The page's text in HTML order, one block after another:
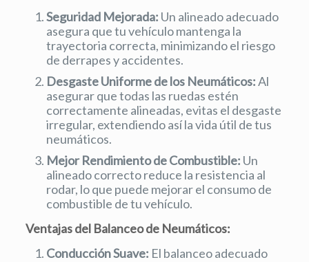
Seguridad Mejorada: Un alineado adecuado
asegura que tu vehículo mantenga la
trayectoria correcta, minimizando el riesgo
de derrapes y accidentes.
Desgaste Uniforme de los Neumáticos:Al
asegurar que todas las ruedas estén
correctamente alineadas, evitas el desgaste
irregular, extendiendo así la vida útil de tus
neumáticos.
Mejor Rendimiento de Combustible: Un
alineado correcto reduce la resistencia al
rodar, lo que puede mejorar el consumo de
combustible de tu vehículo.
Ventajas del Balanceo de Neumáticos:
Conducción Suave: El balanceo adecuado